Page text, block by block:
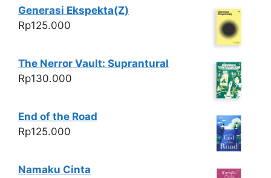
Generasi Ekspekta(Z)
Rp125.000
The Nerror Vault: Suprantural
Rp130.000
End of the Road
Rp125.000
Namaku Cinta